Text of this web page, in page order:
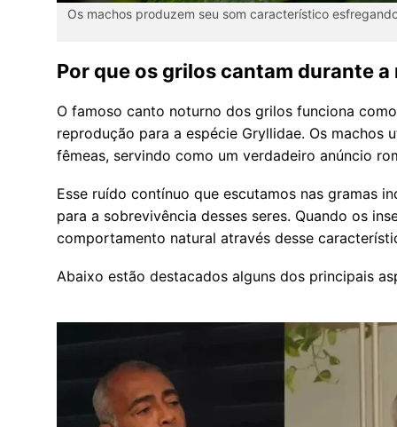
Os machos produzem seu som característico
Por que os grilos cantam durante a
O famoso canto noturno dos grilos funciona
reprodução para a espécie Gryllidae. Os
fêmeas, servindo como um verdadeiro anúncio
Esse ruído contínuo que escutamos nas gramas
para a sobrevivência desses seres. Quando os
comportamento natural através desse
Abaixo estão destacados alguns dos principais